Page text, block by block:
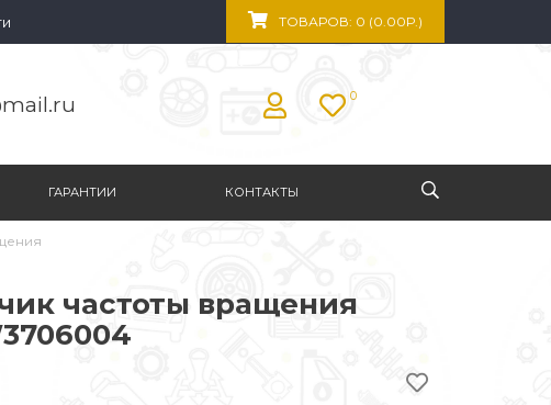
ТОВАРОВ: 0 (0.00Р.)
0
ГАРАНТИИ КОНТАКТЫ
частоты вращения